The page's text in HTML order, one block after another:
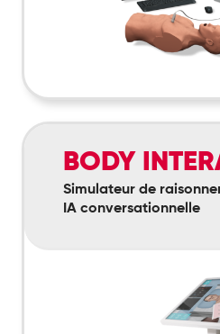
Body
InteractBODY
Simulateur de
IA conversationnelle